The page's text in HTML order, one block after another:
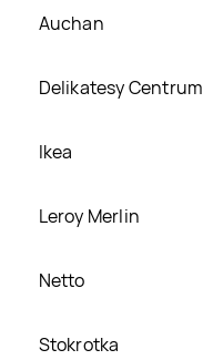
Auchan
Delikatesy Centrum
Ikea
Leroy Merlin
Netto
Stokrotka